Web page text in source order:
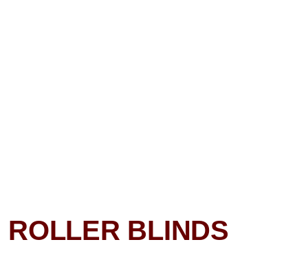
ROLLER BLINDS